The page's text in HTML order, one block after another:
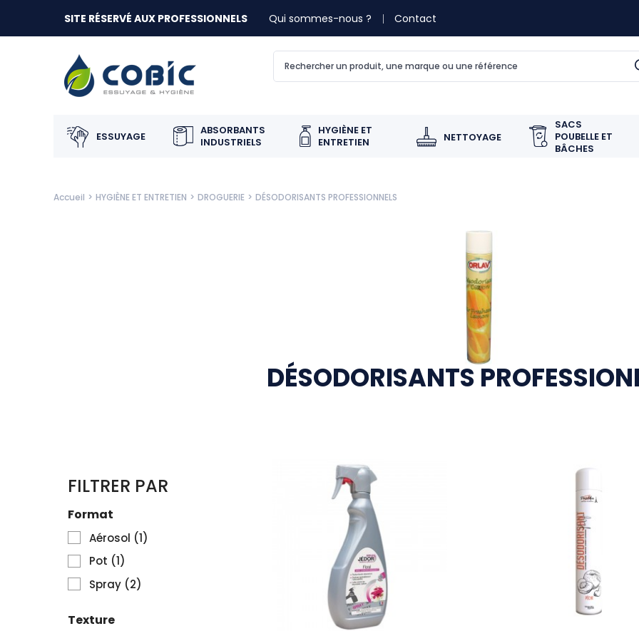
SITE RÉSERVÉ AUX PROFESSIONNELS Qui sommes-nous ? Contact
ESSUYAGE
ABSORBANTS
INDUSTRIELS
HYGIÈNE ET
ENTRETIEN
NETTOYAGE
SACS
POUBELLE ET
BÂCHES
Accueil HYGIÈNE ET ENTRETIEN DROGUERIE DÉSODORISANTS PROFESSIONNELS
DÉSODORISANTS
FILTRER PAR
Format
Aérosol (1)
Pot (1)
Spray (2)
Texture